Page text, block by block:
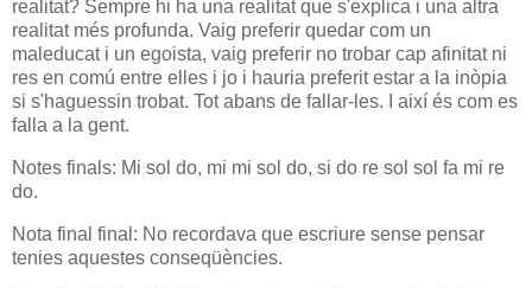
realitat? Sempre hi ha una realitat que s'explica i una altra
realitat més profunda. Vaig preferir quedar com un
maleducat i un egoista, vaig preferir no trobar cap afinitat ni
res en comú entre elles i jo i hauria preferit estar a la inòpia
si s'haguessin trobat. Tot abans de fallar-les. I així és com es
falla a la gent.
Notes finals: Mi sol do, mi mi sol do, si do re sol sol fa mi re
do.
Nota final final: No recordava que escriure sense pensar
tenies aquestes conseqüències.